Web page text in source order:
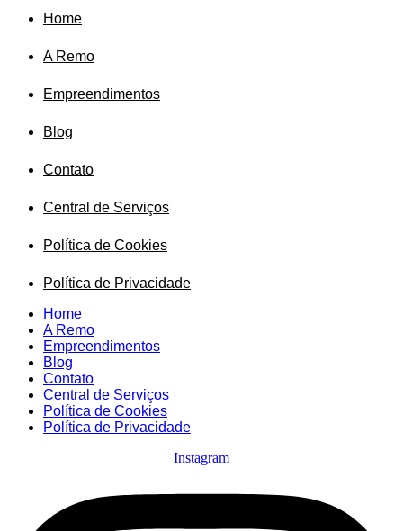
Home
A Remo
Empreendimentos
Blog
Contato
Central de Serviços
Política de Cookies
Política de Privacidade
Home
A Remo
Empreendimentos
Blog
Contato
Central de Serviços
Política de Cookies
Política de Privacidade
Instagram